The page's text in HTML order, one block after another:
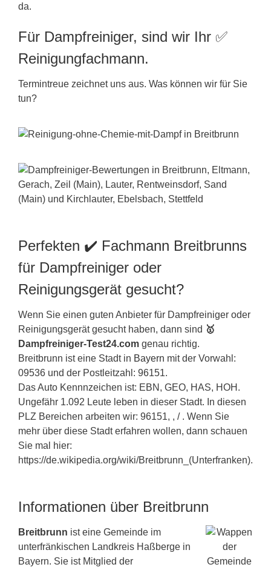
da.
Für Dampfreiniger, sind wir Ihr ✅
Reinigungfachmann.
Termintreue zeichnet uns aus. Was können wir für Sie
tun?
Perfekten ✔️ Fachmann Breitbrunns
für Dampfreiniger oder
Reinigungsgerät gesucht?
Wenn Sie einen guten Anbieter für Dampfreiniger oder
Reinigungsgerät gesucht haben, dann sind 🥇
Dampfreiniger-Test24.com genau richtig.
Breitbrunn ist eine Stadt in Bayern mit der Vorwahl:
09536 und der Postleitzahl: 96151.
Das Auto Kennnzeichen ist: EBN, GEO, HAS, HOH.
Ungefähr 1.092 Leute leben in dieser Stadt. In diesen
PLZ Bereichen arbeiten wir: 96151, , / . Wenn Sie
mehr über diese Stadt erfahren wollen, dann schauen
Sie mal hier:
https://de.wikipedia.org/wiki/Breitbrunn_(Unterfranken).
Informationen über Breitbrunn
Breitbrunn ist eine Gemeinde im
unterfränkischen Landkreis Haßberge in
Bayern. Sie ist Mitglied der